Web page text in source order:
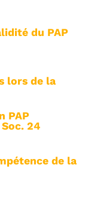
du PAP
lors de la
PAP
24
de la